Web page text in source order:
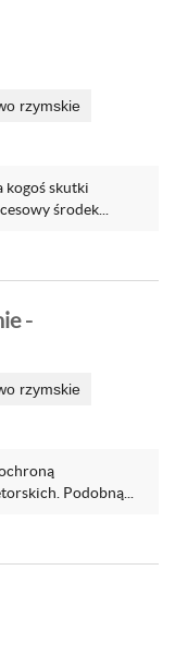
rzymskie
kogoś skutki
środek...
-
rzymskie
Podobną...